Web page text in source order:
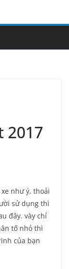
2017
như ý, thoải
sử dụng thì
đây. vày chỉ
tố nhỏ thì
của bạn